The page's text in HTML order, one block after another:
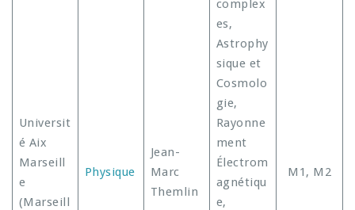
Universit
é Aix
Marseill
e
(Marseill
Physique
Jean-
Marc
Themlin
complex
es,
Astrophy
sique et
Cosmolo
gie,
Rayonne
ment
Électrom
agnétiqu
e,
M1, M2